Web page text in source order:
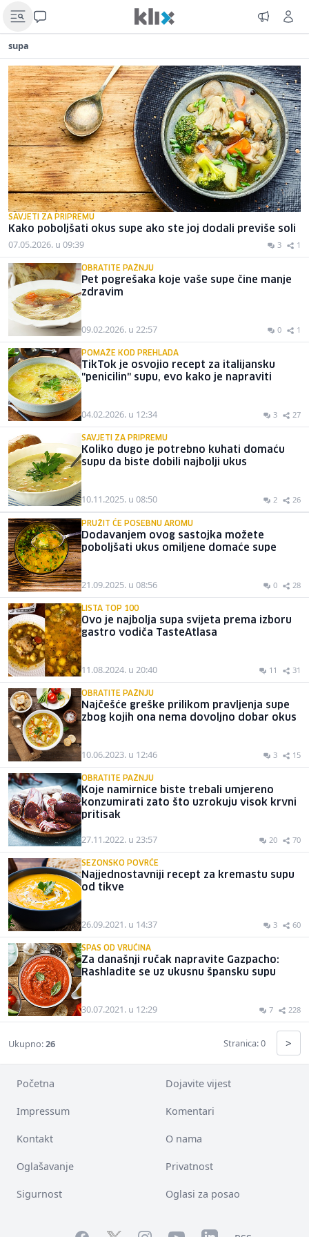
supa
SAVJETI ZA PRIPREMU
Kako poboljšati okus supe ako ste joj dodali previše soli
07.05.2026. u 09:39 3 1
OBRATITE PAŽNJU
Pet pogrešaka koje vaše supe čine manje
zdravim
09.02.2026. u 22:57 0 1
POMAŽE KOD PREHLADA
TikTok je osvojio recept za italijansku
"penicilin" supu, evo kako je napraviti
04.02.2026. u 12:34 3 27
SAVJETI ZA PRIPREMU
Koliko dugo je potrebno kuhati domaću
supu da biste dobili najbolji ukus
10.11.2025. u 08:50 2 26
PRUŽIT ĆE POSEBNU AROMU
Dodavanjem ovog sastojka možete
poboljšati ukus omiljene domaće supe
21.09.2025. u 08:56 0 28
LISTA TOP 100
Ovo je najbolja supa svijeta prema izboru
gastro vodiča TasteAtlasa
11.08.2024. u 20:40 11 31
OBRATITE PAŽNJU
Najčešće greške prilikom pravljenja supe
zbog kojih ona nema dovoljno dobar okus
10.06.2023. u 12:46 3 15
OBRATITE PAŽNJU
Koje namirnice biste trebali umjereno
konzumirati zato što uzrokuju visok krvni
pritisak
27.11.2022. u 23:57 20 70
SEZONSKO POVRĆE
Najjednostavniji recept za kremastu supu
od tikve
26.09.2021. u 14:37 3 60
SPAS OD VRUĆINA
Za današnji ručak napravite Gazpacho:
Rashladite se uz ukusnu špansku supu
30.07.2021. u 12:29 7 228
Ukupno:26 Stranica: 0 >
Početna Dojavite vijest
Impressum Komentari
Kontakt O nama
Oglašavanje Privatnost
Sigurnost Oglasi za posao